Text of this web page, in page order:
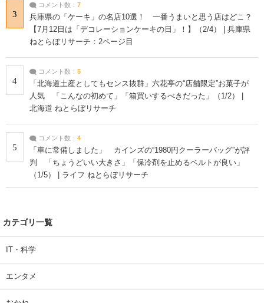
3
コメント数： 7
兵庫県の「ケーキ」の名店10選！ 一番うまいと思う店はどこ？
【7月12日は「デコレーションケーキの日」！】（2/4） | 兵庫県
ねとらぼリサーチ：2ページ目
4
コメント数： 5
「北海道土産としてもセンス抜群」六花亭の“店舗限定”お菓子が
人気 「こんなの初めて」「箱買いするべきだった」（1/2） |
北海道 ねとらぼリサーチ
5
コメント数： 4
「車に常備しました」 カインズの“1980円クーラーバッグ”が評
判 「ちょうどいい大きさ」「保冷剤を止めるベルトが良い」
（1/5） | ライフ ねとらぼリサーチ
カテゴリ一覧
IT・科学
エンタメ